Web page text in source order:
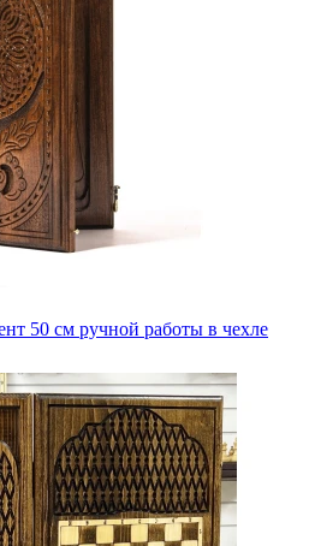
50 см ручной работы в чехле